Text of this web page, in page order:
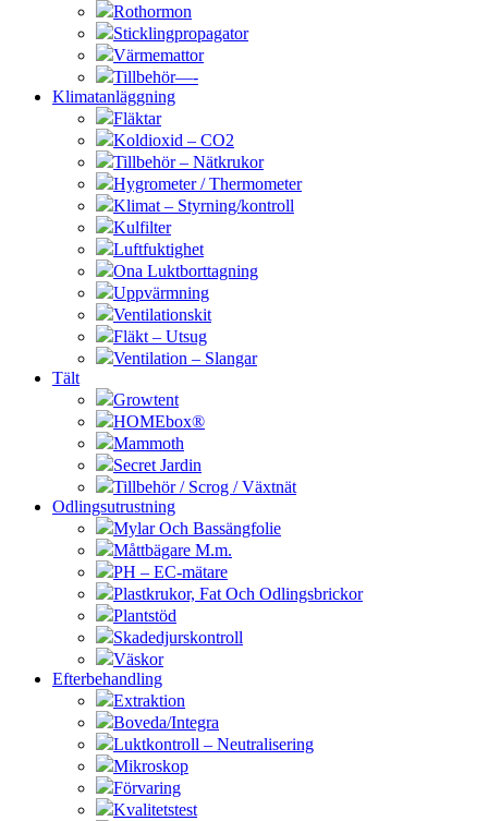
Rothormon
Sticklingpropagator
Värmemattor
Tillbehör—-
Klimatanläggning
Fläktar
Koldioxid – CO2
Tillbehör – Nätkrukor
Hygrometer / Thermometer
Klimat – Styrning/kontroll
Kulfilter
Luftfuktighet
Ona Luktborttagning
Uppvärmning
Ventilationskit
Fläkt – Utsug
Ventilation – Slangar
Tält
Growtent
HOMEbox®
Mammoth
Secret Jardin
Tillbehör / Scrog / Växtnät
Odlingsutrustning
Mylar Och Bassängfolie
Måttbägare M.m.
PH – EC-mätare
Plastkrukor, Fat Och Odlingsbrickor
Plantstöd
Skadedjurskontroll
Väskor
Efterbehandling
Extraktion
Boveda/Integra
Luktkontroll – Neutralisering
Mikroskop
Förvaring
Kvalitetstest